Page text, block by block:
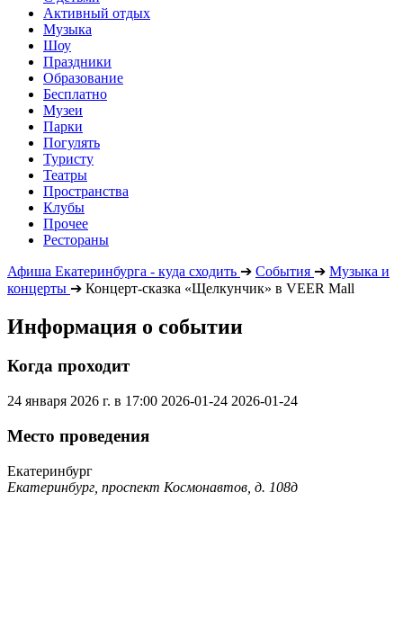
Активный отдых
Музыка
Шоу
Праздники
Образование
Бесплатно
Музеи
Парки
Погулять
Туристу
Театры
Пространства
Клубы
Прочее
Рестораны
Афиша Екатеринбурга - куда сходить ➔ События ➔ Музыка и
концерты ➔ Концерт-сказка «Щелкунчик» в VEER Mall
Информация о событии
Когда проходит
24 января 2026 г. в 17:00 2026-01-24 2026-01-24
Место проведения
Екатеринбург
Екатеринбург, проспект Космонавтов, д. 108д